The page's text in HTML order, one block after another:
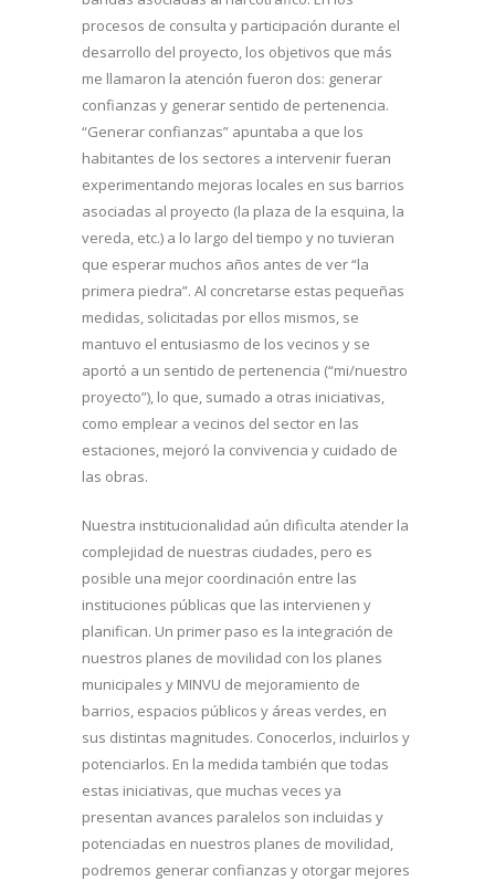
procesos de consulta y participación durante el
desarrollo del proyecto, los objetivos que más
me llamaron la atención fueron dos: generar
confianzas y generar sentido de pertenencia.
“Generar confianzas” apuntaba a que los
habitantes de los sectores a intervenir fueran
experimentando mejoras locales en sus barrios
asociadas al proyecto (la plaza de la esquina, la
vereda, etc.) a lo largo del tiempo y no tuvieran
que esperar muchos años antes de ver “la
primera piedra”. Al concretarse estas pequeñas
medidas, solicitadas por ellos mismos, se
mantuvo el entusiasmo de los vecinos y se
aportó a un sentido de pertenencia (“mi/nuestro
proyecto”), lo que, sumado a otras iniciativas,
como emplear a vecinos del sector en las
estaciones, mejoró la convivencia y cuidado de
las obras.
Nuestra institucionalidad aún dificulta atender la
complejidad de nuestras ciudades, pero es
posible una mejor coordinación entre las
instituciones públicas que las intervienen y
planifican. Un primer paso es la integración de
nuestros planes de movilidad con los planes
municipales y MINVU de mejoramiento de
barrios, espacios públicos y áreas verdes, en
sus distintas magnitudes. Conocerlos, incluirlos y
potenciarlos. En la medida también que todas
estas iniciativas, que muchas veces ya
presentan avances paralelos son incluidas y
potenciadas en nuestros planes de movilidad,
podremos generar confianzas y otorgar mejores